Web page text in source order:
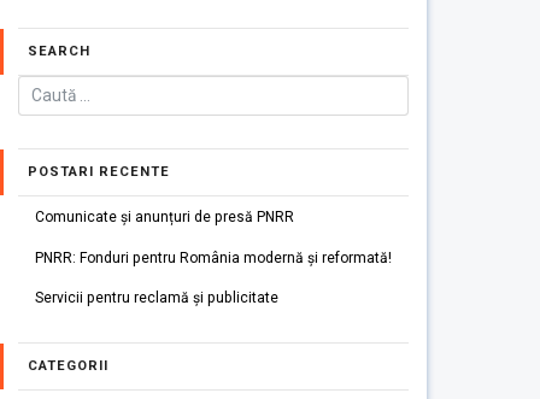
SEARCH
POSTARI RECENTE
Comunicate și anunțuri de presă PNRR
PNRR: Fonduri pentru România modernă și reformată!
Servicii pentru reclamă și publicitate
CATEGORII